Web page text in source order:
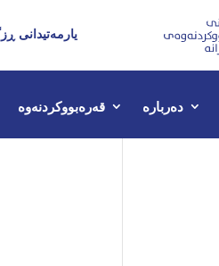
یارمەتیدانی
دەربارە قەرەبووکردنەوە